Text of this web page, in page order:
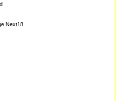
Next18